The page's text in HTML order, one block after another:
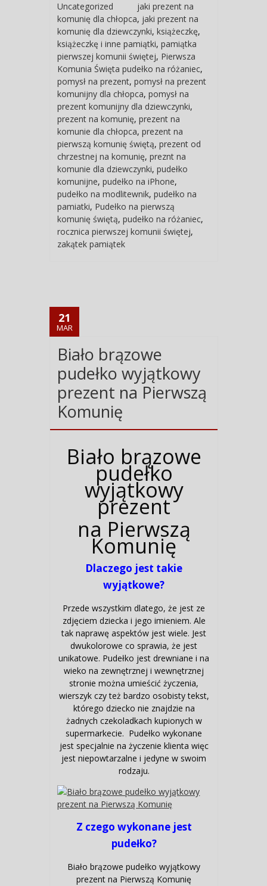
Uncategorized
jaki prezent na
komunię dla chłopca, jaki prezent na
komunię dla dziewczynki,książeczkę,
książeczkę i inne pamiątki,pamiątka
pierwszej komunii świętej, Pierwsza
Komunia Święta pudełko na różaniec,
pomysł na prezent,pomysł na prezent
komunijny dla chłopca,pomysł na
prezent komunijny dla dziewczynki,
prezent na komunię,prezent na
komunie dla chłopca,prezent na
pierwszą komunię świętą,prezent od
chrzestnej na komunię,preznt na
komunie dla dziewczynki,pudełko
komunijne,pudełko na iPhone,
pudełko na modlitewnik,pudełko na
pamiatki, Pudełko na pierwszą
komunię świętą,pudełko na różaniec,
rocznica pierwszej komunii świętej,
zakątek pamiątek
21
MAR
Biało brązowe
pudełko wyjątkowy
prezent na Pierwszą
Komunię
Biało brązowe
pudełko
wyjątkowy
prezent
na Pierwszą
Komunię
Dlaczego jest takie
wyjątkowe?
Przede wszystkim dlatego, że jest ze
zdjęciem dziecka i jego imieniem. Ale
tak naprawę aspektów jest wiele. Jest
dwukolorowe co sprawia, że jest
unikatowe. Pudełko jest drewniane i na
wieko na zewnętrznej i wewnętrznej
stronie można umieścić życzenia,
wierszyk czy też bardzo osobisty tekst,
którego dziecko nie znajdzie na
żadnych czekoladkach kupionych w
supermarkecie. Pudełko wykonane
jest specjalnie na życzenie klienta więc
jest niepowtarzalne i jedyne w swoim
rodzaju.
Z czego wykonane jest
pudełko?
Biało brązowe pudełko wyjątkowy
prezent na Pierwszą Komunię